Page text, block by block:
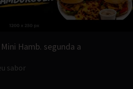
Hamb. segunda a
sabor